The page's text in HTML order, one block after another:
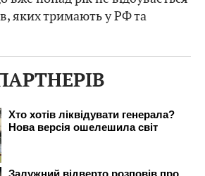
яких тримають у РФ та